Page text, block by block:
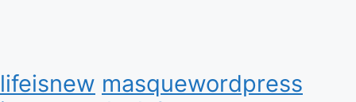
lifeisnew masquewordpress